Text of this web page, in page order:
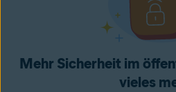
Mehr Sicherheit im
vieles